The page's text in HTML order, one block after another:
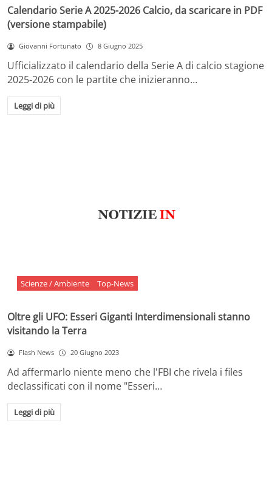
Calendario Serie A 2025-2026 Calcio, da scaricare in PDF
(versione stampabile)
Giovanni Fortunato 8 Giugno 2025
Ufficializzato il calendario della Serie A di calcio stagione
2025-2026 con le partite che inizieranno…
Leggi di più
Scienze / Ambiente Top-News
Oltre gli UFO: Esseri Giganti Interdimensionali stanno
visitando la Terra
Flash News 20 Giugno 2023
Ad affermarlo niente meno che l'FBI che rivela i files
declassificati con il nome "Esseri…
Leggi di più